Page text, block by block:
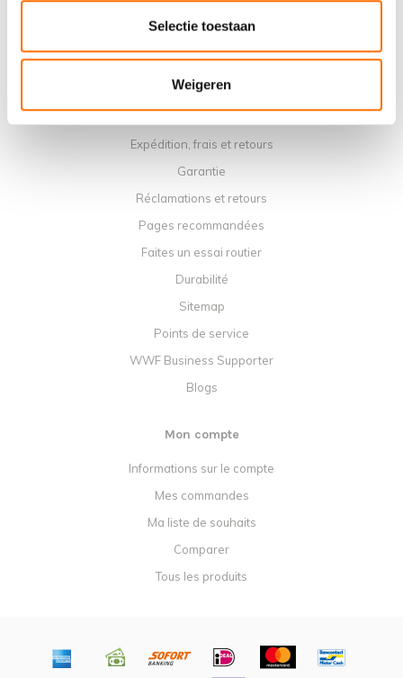
Selectie toestaan
Weigeren
Vidéos d'instruction
Termes et conditions
Politique de confidentialité
Expédition, frais et retours
Garantie
Réclamations et retours
Pages recommandées
Faites un essai routier
Durabilité
Sitemap
Points de service
WWF Business Supporter
Blogs
Mon compte
Informations sur le compte
Mes commandes
Ma liste de souhaits
Comparer
Tous les produits